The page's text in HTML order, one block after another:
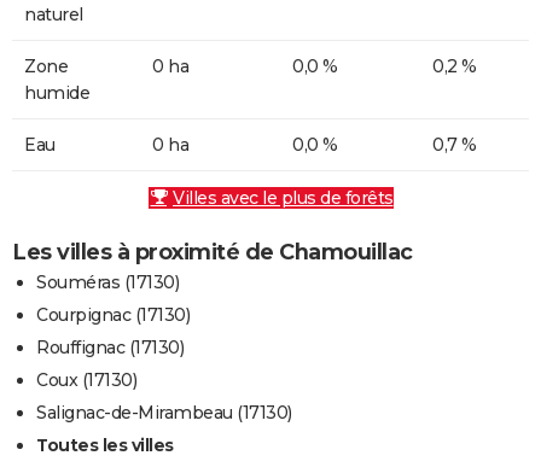
naturel
Zone
humide
0 ha 0,0 % 0,2 %
Eau 0 ha 0,0 % 0,7 %
Villes avec le plus de forêts
Les villes à proximité de Chamouillac
Souméras (17130)
Courpignac (17130)
Rouffignac (17130)
Coux (17130)
Salignac-de-Mirambeau (17130)
Toutes les villes